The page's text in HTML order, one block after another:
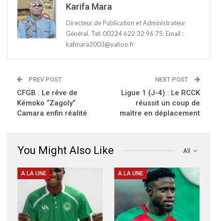
Karifa Mara
Directeur de Publication et Administrateur
Général. Tel: 00224 622 32 96 75. Email :
kafmara2003@yahoo.fr
PREV POST
CFGB : Le rêve de
Kémoko “Zagoly”
Camara enfin réalité
NEXT POST
Ligue 1 (J-4) : Le RCCK
réussit un coup de
maître en déplacement
All
You Might Also Like
A LA UNE A LA UNE